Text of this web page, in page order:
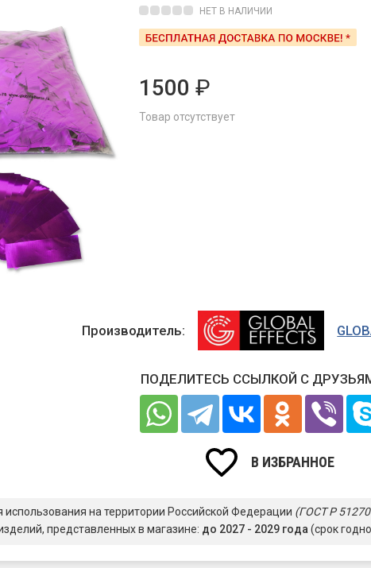
Петарды
Терочные
Фитильные
Лимонки, гранаты
Корсары
Летающие и наземные
Бабочки, пчелы
Жуки
Циркоблицы
Цветной дым и огонь
Стробоскопы
Бенгальские
Бенгальские
НЕТ В НАЛИЧИИ
1500 ₽
Товар отсутствует
Производитель:
ПОДЕЛИТЕСЬ ССЫЛКОЙ С
В ИЗБРАННОЕ
на территории Российской Федерации (ГОСТ Р
представленных в магазине: до 2027 - 2029 года(срок